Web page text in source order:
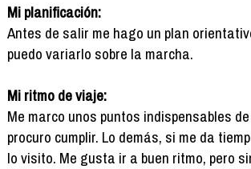
Mi planificación:
Antes de salir me hago un plan
puedo variarlo sobre la marcha.
Mi ritmo de viaje:
Me marco unos puntos indispensables
procuro cumplir. Lo demás, si me da
lo visito. Me gusta ir a buen ritmo, pero